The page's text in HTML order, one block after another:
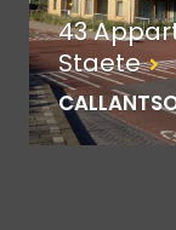
43
Staete